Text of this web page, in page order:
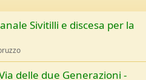
Sivitilli e discesa per la
delle due Generazioni -